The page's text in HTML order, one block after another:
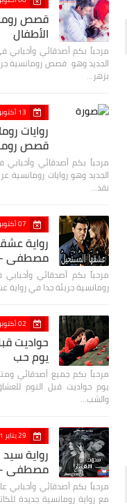
قصص
الأطفال
الجديد وهو قصص رومانسية
بزهر…
13 أكتوبر 2018
روايات
قصص
الجديد وهو روايات
نقد…
07 أكتوبر 2018
رواية
مصطفي -
رومانسية جريئة جدا في رواية
02 أكتوبر 2018
يوم حب
يوم حواديت قبل النوم
والشب…
29 يناير 2021
رواية
مصطفي -
مرحباً بكم أصدقائي وأحبابي
مع رواية رومانسية جديدة